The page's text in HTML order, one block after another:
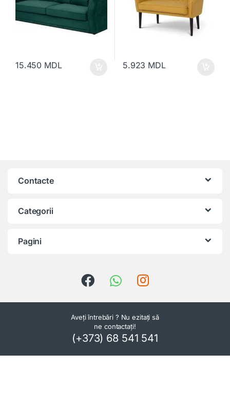
15.450 MDL 5.923 MDL
Contacte
Categorii
Pagini
Aveți întrebări ? Nu ezitați să
ne contactați!
(+373) 68 541 541